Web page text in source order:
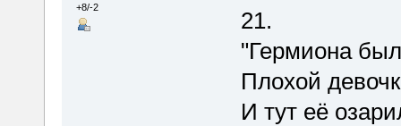
+8/-2
21.
"Гермиона
Плохой
И тут её